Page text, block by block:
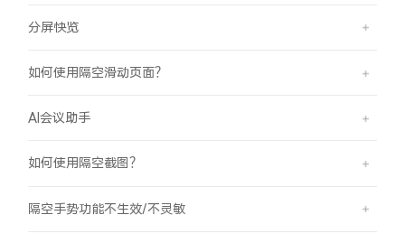
分屏快览
如何使用隔空滑动页面？
AI会议助手
如何使用隔空截图？
隔空手势功能不生效/不灵敏